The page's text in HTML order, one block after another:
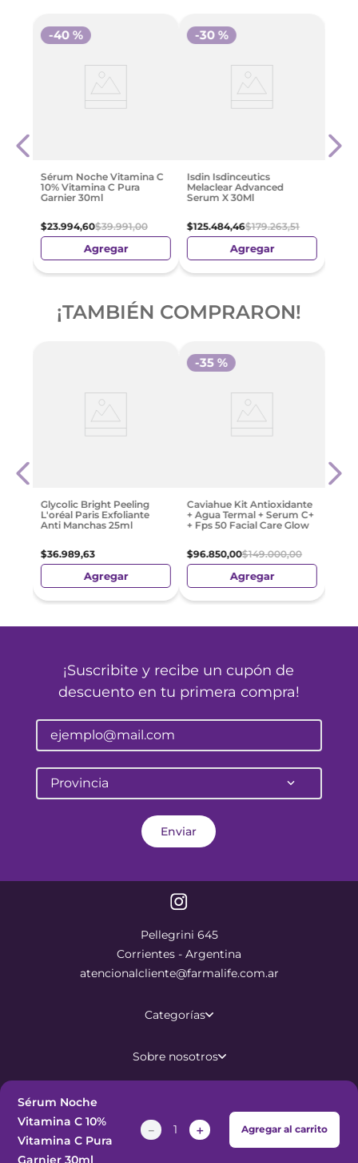
Sérum Noche
Vitamina C 10%
Vitamina C Pura
Garnier 30ml
＋
－ Agregar al carrito
Sérum Noche Vitamina C
10% Vitamina C Pura
Garnier 30ml
$23.994,60$39.991,00
-40 %
Agregar
Isdin Isdinceutics
Melaclear Advanced
Serum X 30Ml
$125.484,46$179.263,51
-30 %
Agregar
Para
¡TAMBIÉN COMPRARON!
Glycolic Bright Peeling
L'oréal Paris Exfoliante
Anti Manchas 25ml
$36.989,63
Agregar
Caviahue Kit Antioxidante
+ Agua Termal + Serum C+
+ Fps 50 Facial Care Glow
$96.850,00$149.000,00
-35 %
Agregar
¡Suscribite y recibe un cupón de
descuento en tu primera compra!
Provincia
Enviar
Pellegrini 645
Corrientes - Argentina
atencionalcliente@farmalife.com.ar
Categorías
Sobre nosotros
reservados